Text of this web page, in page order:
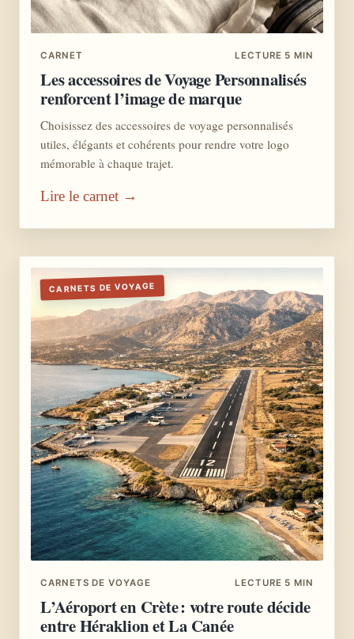
CARNET LECTURE 5 MIN
Les accessoires de Voyage Personnalisés
renforcent l’image de marque
Choisissez des accessoires de voyage personnalisés
utiles, élégants et cohérents pour rendre votre logo
mémorable à chaque trajet.
Lire le carnet →
CARNETS DE VOYAGE
CARNETS DE VOYAGE LECTURE 5 MIN
L’Aéroport en Crète : votre route décide
entre Héraklion et La Canée